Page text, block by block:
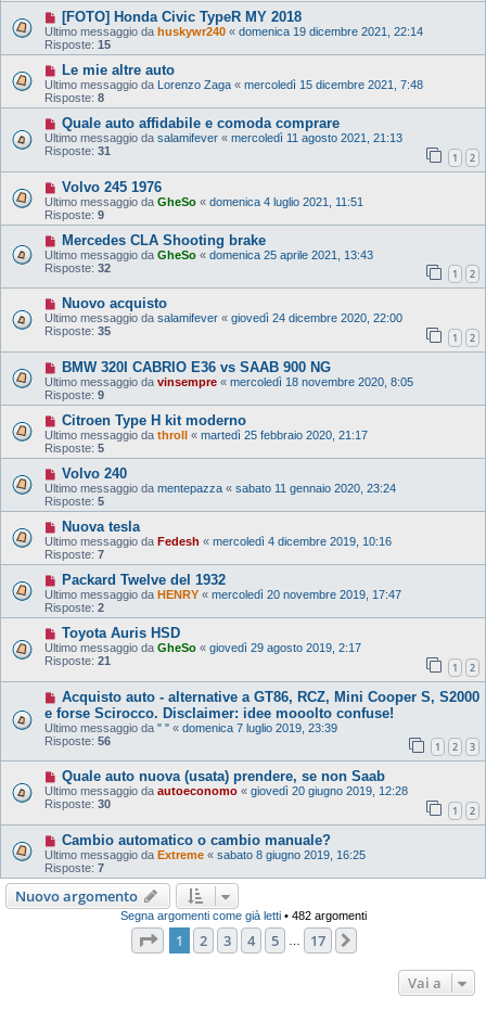
[FOTO] Honda Civic TypeR MY 2018
Ultimo messaggio da huskywr240 « domenica 19 dicembre 2021, 22:14
Risposte: 15
Le mie altre auto
Ultimo messaggio da Lorenzo Zaga « mercoledì 15 dicembre 2021, 7:48
Risposte: 8
Quale auto affidabile e comoda comprare
Ultimo messaggio da salamifever « mercoledì 11 agosto 2021, 21:13
Risposte: 31 1 2
Volvo 245 1976
Ultimo messaggio da GheSo « domenica 4 luglio 2021, 11:51
Risposte: 9
Mercedes CLA Shooting brake
Ultimo messaggio da GheSo « domenica 25 aprile 2021, 13:43
Risposte: 32 1 2
Nuovo acquisto
Ultimo messaggio da salamifever « giovedì 24 dicembre 2020, 22:00
Risposte: 35 1 2
BMW 320I CABRIO E36 vs SAAB 900 NG
Ultimo messaggio da vinsempre « mercoledì 18 novembre 2020, 8:05
Risposte: 9
Citroen Type H kit moderno
Ultimo messaggio da throll « martedì 25 febbraio 2020, 21:17
Risposte: 5
Volvo 240
Ultimo messaggio da mentepazza « sabato 11 gennaio 2020, 23:24
Risposte: 5
Nuova tesla
Ultimo messaggio da Fedesh « mercoledì 4 dicembre 2019, 10:16
Risposte: 7
Packard Twelve del 1932
Ultimo messaggio da HENRY « mercoledì 20 novembre 2019, 17:47
Risposte: 2
Toyota Auris HSD
Ultimo messaggio da GheSo « giovedì 29 agosto 2019, 2:17
Risposte: 21 1 2
Acquisto auto - alternative a GT86, RCZ, Mini Cooper S, S2000
e forse Scirocco. Disclaimer: idee mooolto confuse!
Ultimo messaggio da " " « domenica 7 luglio 2019, 23:39
Risposte: 56 1 2 3
Quale auto nuova (usata) prendere, se non Saab
Ultimo messaggio da autoeconomo « giovedì 20 giugno 2019, 12:28
Risposte: 30 1 2
Cambio automatico o cambio manuale?
Ultimo messaggio da Extreme « sabato 8 giugno 2019, 16:25
Risposte: 7
Nuovo argomento
Segna argomenti come già letti• 482 argomenti
Pagina di 17
1 2 3 4 5 17
Vai a